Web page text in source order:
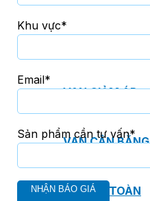
VAN GIẢM ÁP
VAN CÂN BẰNG
VAN AN TOÀN
Khu vực*
Email*
Sản phẩm cần tư vấn*